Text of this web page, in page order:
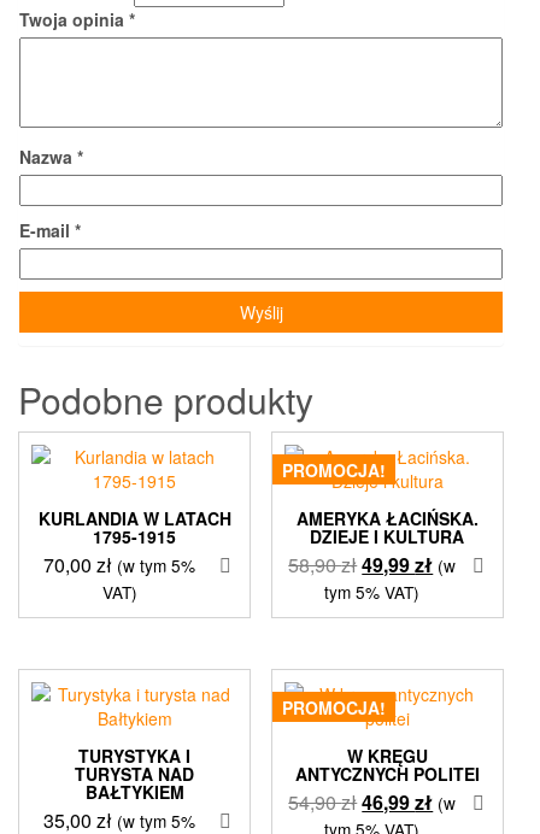
Twoja opinia *
Nazwa *
E-mail *
Podobne produkty
KURLANDIA W LATACH
1795-1915
70,00zł (w tym 5%
VAT)
PROMOCJA!
AMERYKA ŁACIŃSKA.
DZIEJE I KULTURA
58,90złPierwotna
cena
wynosiła:
49,99złAktualna
wynosi:
(w
tym 5% VAT)
TURYSTYKA I
TURYSTA NAD
BAŁTYKIEM
35,00zł (w tym 5%
PROMOCJA!
W KRĘGU
ANTYCZNYCH POLITEI
54,90złPierwotna
cena
46,99złAktualna
(w
tym 5% VAT)